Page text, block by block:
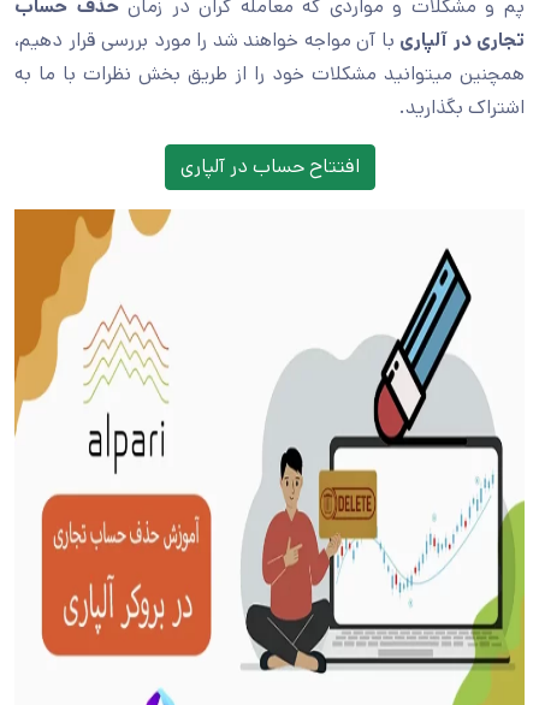
پم و مشکلات و مواردی که معامله گران در زمانحذف حساب
تجاری در آلپاری با آن مواجه خواهند شد را مورد بررسی قرار دهیم،
همچنین میتوانید مشکلات خود را از طریق بخش نظرات با ما به
اشتراک بگذارید.
افتتاح حساب در آلپاری